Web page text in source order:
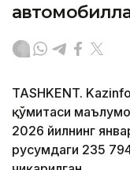
TASHKENT.
қўмитаси
2026 йилнинг
русумдаги 235